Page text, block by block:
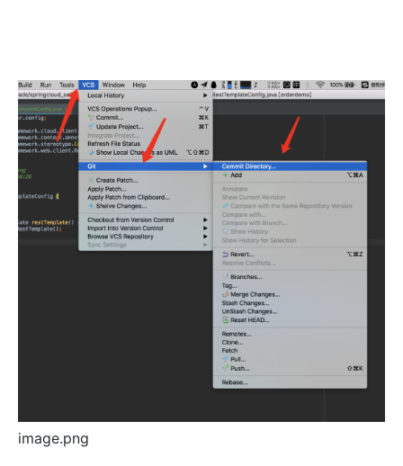
image.png